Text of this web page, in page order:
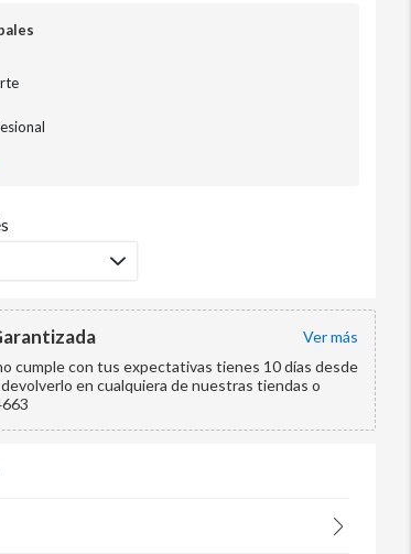
ver más
cumple con tus expectativas tienes 10 días desde
en cualquiera de nuestras tiendas o